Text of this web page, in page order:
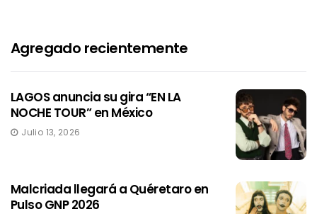
Agregado recientemente
LAGOS anuncia su gira “EN LA
NOCHE TOUR” en México
Julio 13, 2026
Malcriada llegará a Quéretaro en
Pulso GNP 2026